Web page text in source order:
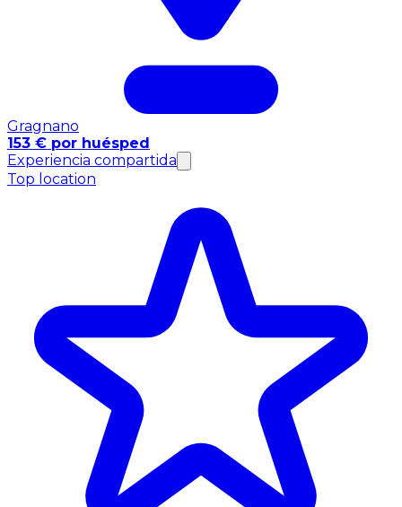
Gragnano
153 € por huésped
Experiencia compartida
Top location